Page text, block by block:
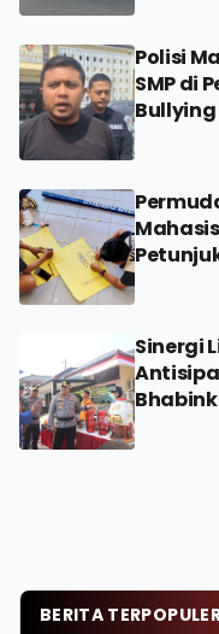
Polisi
SMP di
Bullying
Sinergi
BERITA